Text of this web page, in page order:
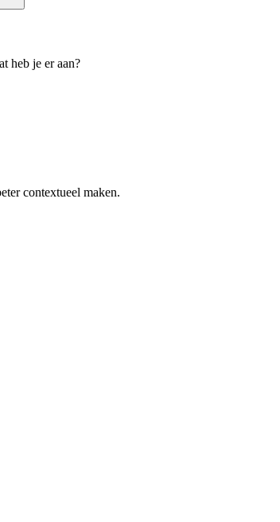
heb je er aan?
contextueel maken.